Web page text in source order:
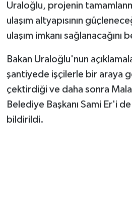
Uraloğlu, projenin
ulaşım altyapısının
ulaşım imkanı sağlanacağını
Bakan Uraloğlu'nun
şantiyede işçilerle bir araya
çektirdiği ve daha sonra
Belediye Başkanı Sami Er'i
bildirildi.
Genel
Politika
BÖLGEDEN
BİLİM TEKNOLOJİ